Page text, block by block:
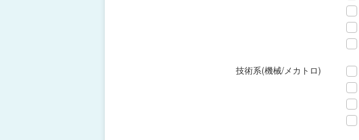
技術系(機械/メカトロ)